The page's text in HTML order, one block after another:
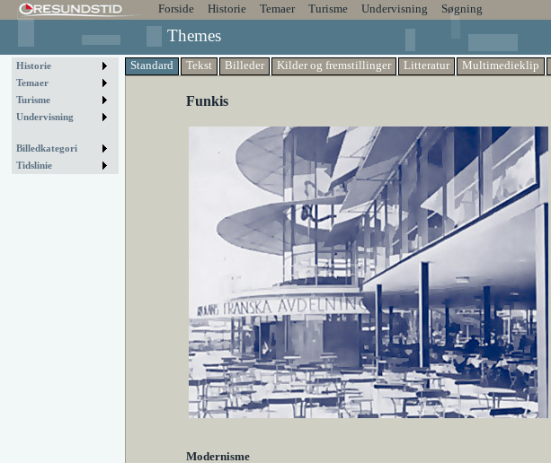
Forside Historie Temaer Turisme Undervisning Søgning
Themes
Historie
Temaer
Turisme
Undervisning
Billedkategori
Tidslinie
Standard Tekst Billeder Kilder og fremstillinger Litteratur Multimedieklip
Funkis
Modernisme